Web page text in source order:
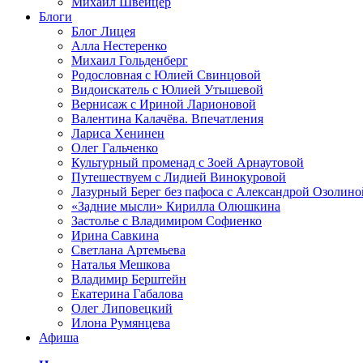
Блоги
Блог Лицея
Алла Нестеренко
Михаил Гольденберг
Родословная с Юлией Свинцовой
Видоискатель с Юлией Утышевой
Вернисаж с Ириной Ларионовой
Валентина Калачёва. Впечатления
Лариса Хенинен
Олег Гальченко
Культурный променад с Зоей Арнаутовой
Путешествуем с Лидией Винокуровой
Лазурный Берег без пафоса с Александрой
«Задние мысли» Кирилла Олюшкина
Застолье с Владимиром Софиенко
Ирина Савкина
Светлана Артемьева
Наталья Мешкова
Владимир Берштейн
Екатерина Габалова
Олег Липовецкий
Илона Румянцева
Афиша